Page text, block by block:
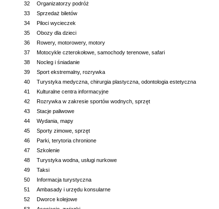
32
Organizatorzy podróż
33
Sprzedaż biletów
34
Piloci wycieczek
35
Obozy dla dzieci
36
Rowery, motorowery, motory
37
Motocykle czterokołowe, samochody terenowe, safari
38
Nocleg i śniadanie
39
Sport ekstremalny, rozrywka
40
Turystyka medyczna, chirurgia plastyczna, odontologia estetyczna
41
Kulturalne centra informacyjne
42
Rozrywka w zakresie sportów wodnych, sprzęt
43
Stacje paliwowe
44
Wydania, mapy
45
Sporty zimowe, sprzęt
46
Parki, terytoria chronione
47
Szkolenie
48
Turystyka wodna, usługi nurkowe
49
Taksi
50
Informacja turystyczna
51
Ambasady i urzędu konsularne
52
Dworce kolejowe